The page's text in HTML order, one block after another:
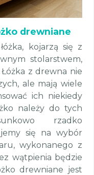
drewniane
kojarzą się z
stolarstwem,
z drewna nie
ale mają wiele
ich niekiedy
należy do tych
rzadko
się na wybór
wykonanego z
wątpienia będzie
drewniane jest